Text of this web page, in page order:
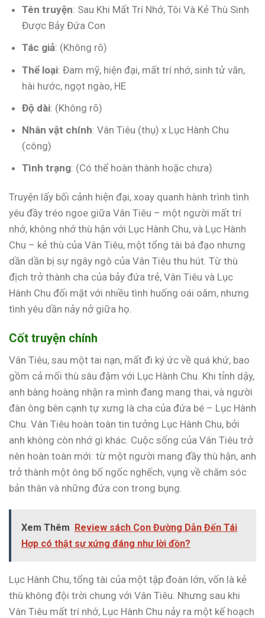
Tên truyện: Sau Khi Mất Trí Nhớ, Tôi Và Kẻ Thù Sinh
Được Bảy Đứa Con
Tác giả: (Không rõ)
Thể loại: Đam mỹ, hiện đại, mất trí nhớ, sinh tử văn,
hài hước, ngọt ngào, HE
Độ dài: (Không rõ)
Nhân vật chính: Vân Tiêu (thụ) x Lục Hành Chu
(công)
Tình trạng: (Có thể hoàn thành hoặc chưa)
Truyện lấy bối cảnh hiện đại, xoay quanh hành trình tình
yêu đầy tréo ngoe giữa Vân Tiêu – một người mất trí
nhớ, không nhớ thù hận với Lục Hành Chu, và Lục Hành
Chu – kẻ thù của Vân Tiêu, một tổng tài bá đạo nhưng
dần dần bị sự ngây ngô của Vân Tiêu thu hút. Từ thù
địch trở thành cha của bảy đứa trẻ, Vân Tiêu và Lục
Hành Chu đối mặt với nhiều tình huống oái oăm, nhưng
tình yêu dần nảy nở giữa họ.
Cốt truyện chính
Vân Tiêu, sau một tai nạn, mất đi ký ức về quá khứ, bao
gồm cả mối thù sâu đậm với Lục Hành Chu. Khi tỉnh dậy,
anh bàng hoàng nhận ra mình đang mang thai, và người
đàn ông bên cạnh tự xưng là cha của đứa bé – Lục Hành
Chu. Vân Tiêu hoàn toàn tin tưởng Lục Hành Chu, bởi
anh không còn nhớ gì khác. Cuộc sống của Vân Tiêu trở
nên hoàn toàn mới: từ một người mang đầy thù hận, anh
trở thành một ông bố ngốc nghếch, vụng về chăm sóc
bản thân và những đứa con trong bụng.
Xem Thêm Review sách Con Đường Dẫn Đến Tái
Hợp có thật sự xứng đáng như lời đồn?
Lục Hành Chu, tổng tài của một tập đoàn lớn, vốn là kẻ
thù không đội trời chung với Vân Tiêu. Nhưng sau khi
Vân Tiêu mất trí nhớ, Lục Hành Chu nảy ra một kế hoạch